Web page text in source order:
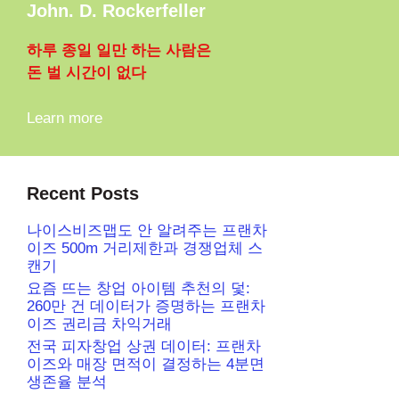
John. D. Rockerfeller
하루 종일 일만 하는 사람은
돈 벌 시간이 없다
Learn more
Recent Posts
나이스비즈맵도 안 알려주는 프랜차
이즈 500m 거리제한과 경쟁업체 스
캔기
요즘 뜨는 창업 아이템 추천의 덫:
260만 건 데이터가 증명하는 프랜차
이즈 권리금 차익거래
전국 피자창업 상권 데이터: 프랜차
이즈와 매장 면적이 결정하는 4분면
생존율 분석